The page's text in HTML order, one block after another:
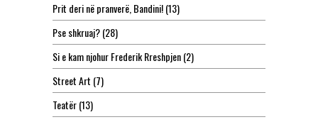
Prit deri në pranverë, Bandini!(13)
Pse shkruaj?(28)
Si e kam njohur Frederik Rreshpjen(2)
Street Art (7)
Teatër(13)